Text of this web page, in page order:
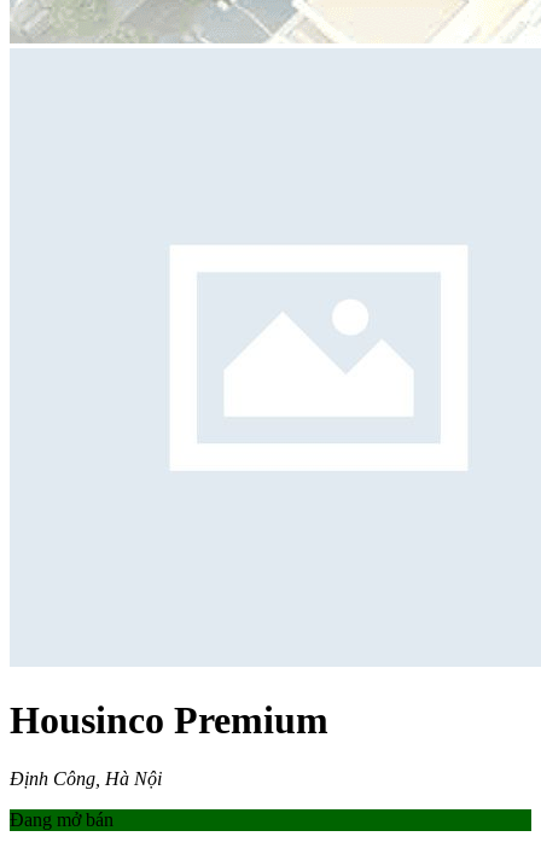
Housinco Premium
Định Công, Hà Nội
Đang mở bán